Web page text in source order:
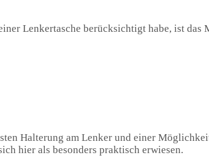
Lenkertasche berücksichtigt habe, ist das
Halterung am Lenker und einer
hier als besonders praktisch erwiesen.